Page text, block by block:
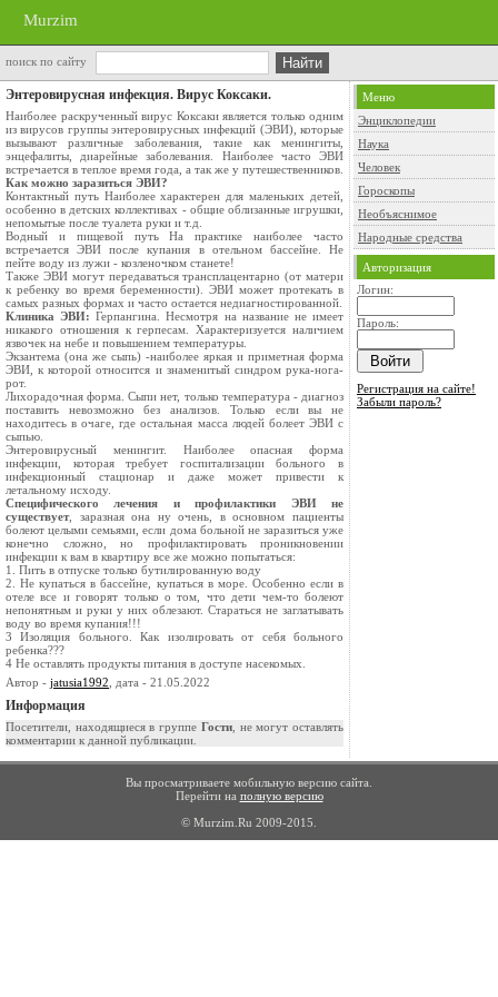
Murzim
поиск по сайту
Энтеровирусная инфекция. Вирус Коксаки.
Наиболее раскрученный вирус Коксаки является только одним
из вирусов группы энтеровирусных инфекций (ЭВИ), которые
вызывают различные заболевания, такие как менингиты,
энцефалиты, диарейные заболевания. Наиболее часто ЭВИ
встречается в теплое время года, а так же у путешественников.
Как можно заразиться ЭВИ?
Контактный путь Наиболее характерен для маленьких детей,
особенно в детских коллективах - общие облизанные игрушки,
непомытые после туалета руки и т.д.
Водный и пищевой путь На практике наиболее часто
встречается ЭВИ после купания в отельном бассейне. Не
пейте воду из лужи - козленочком станете!
Также ЭВИ могут передаваться трансплацентарно (от матери
к ребенку во время беременности). ЭВИ может протекать в
самых разных формах и часто остается недиагностированной.
Клиника ЭВИ: Герпангина. Несмотря на название не имеет
никакого отношения к герпесам. Характеризуется наличием
язвочек на небе и повышением температуры.
Экзантема (она же сыпь) -наиболее яркая и приметная форма
ЭВИ, к которой относится и знаменитый синдром рука-нога-
рот.
Лихорадочная форма. Сыпи нет, только температура - диагноз
поставить невозможно без анализов. Только если вы не
находитесь в очаге, где остальная масса людей болеет ЭВИ с
сыпью.
Энтеровирусный менингит. Наиболее опасная форма
инфекции, которая требует госпитализации больного в
инфекционный стационар и даже может привести к
летальному исходу.
Специфического лечения и профилактики ЭВИ не
существует, заразная она ну очень, в основном пациенты
болеют целыми семьями, если дома больной не заразиться уже
конечно сложно, но профилактировать проникновении
инфекции к вам в квартиру все же можно попытаться:
1. Пить в отпуске только бутилированную воду
2. Не купаться в бассейне, купаться в море. Особенно если в
отеле все и говорят только о том, что дети чем-то болеют
непонятным и руки у них облезают. Стараться не заглатывать
воду во время купания!!!
3 Изоляция больного. Как изолировать от себя больного
ребенка???
4 Не оставлять продукты питания в доступе насекомых.
Автор - jatusia1992 , дата - 21.05.2022
Информация
Посетители, находящиеся в группе Гости, не могут оставлять
комментарии к данной публикации.
Меню
Энциклопедии
Наука
Человек
Гороскопы
Необъяснимое
Народные средства
Авторизация
Логин:
Пароль:
Регистрация на сайте!
Забыли пароль?
Вы просматриваете мобильную версию сайта.
Перейти на полную версию
© Murzim.Ru 2009-2015.